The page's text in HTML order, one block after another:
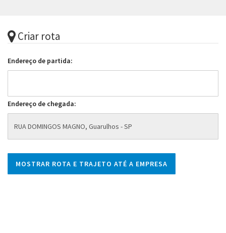
Criar rota
Endereço de partida:
Endereço de chegada: